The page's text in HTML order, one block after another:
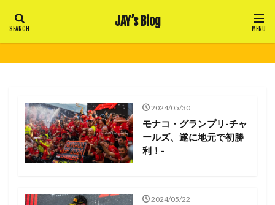
JAY’s Blog
2024/05/30
モナコ・グランプリ-チャ
ールズ、遂に地元で初勝
利！-
2024/05/22